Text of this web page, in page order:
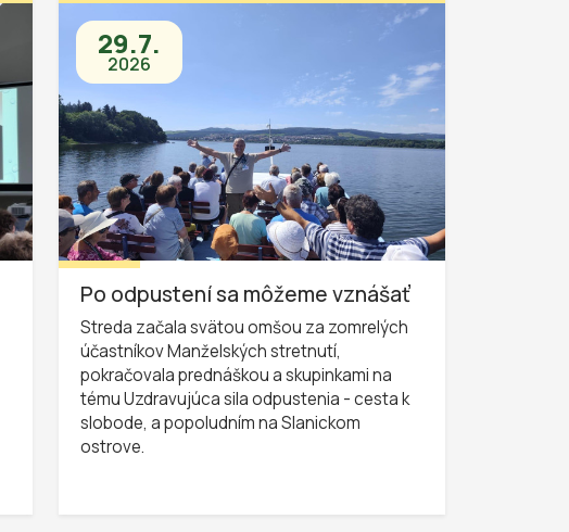
29.7.
2026
Po odpustení sa môžeme vznášať
Streda začala svätou omšou za zomrelých
účastníkov Manželských stretnutí,
pokračovala prednáškou a skupinkami na
tému Uzdravujúca sila odpustenia - cesta k
slobode, a popoludním na Slanickom
ostrove.